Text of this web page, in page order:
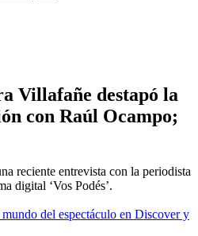
Villafañe destapó la
con Raúl Ocampo;
reciente entrevista con la periodista
digital ‘Vos Podés’.
del espectáculo en Discover y